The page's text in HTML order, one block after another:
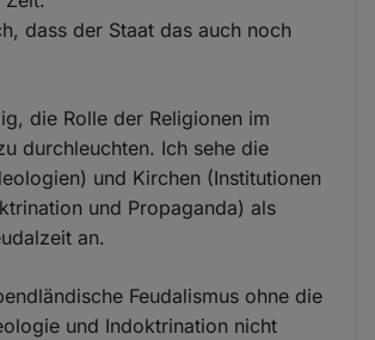
dass der Staat das auch noch
die Rolle der Religionen im
durchleuchten. Ich sehe die
und Kirchen (Institutionen
und Propaganda) als
an.
Feudalismus ohne die
und Indoktrination nicht